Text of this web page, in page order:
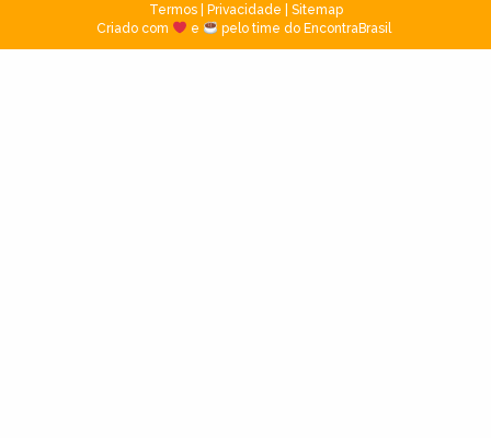
Termos| Privacidade
Sitemap
Criado com
e pelo time do EncontraBrasil